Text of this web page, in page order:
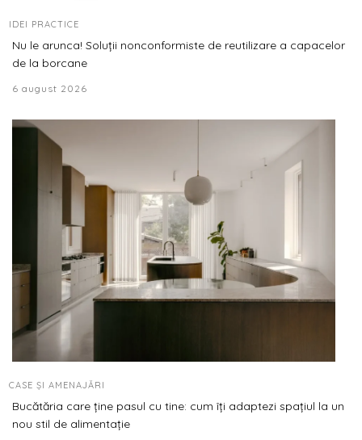
IDEI PRACTICE
Nu le arunca! Soluții nonconformiste de reutilizare a capacelor
de la borcane
6 august 2026
CASE ȘI AMENAJĂRI
Bucătăria care ține pasul cu tine: cum îți adaptezi spațiul la un
nou stil de alimentație